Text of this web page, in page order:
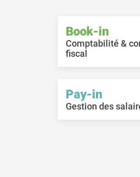
Book-in
Comptabilité &
fiscal
Pay-in
Gestion des